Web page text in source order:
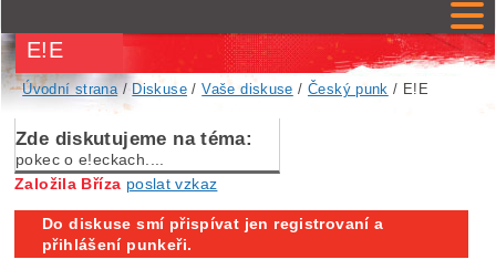
E!E
Úvodní strana/ Diskuse /Vaše diskuse / Český punk / E!E
Zde diskutujeme na téma:
pokec o e!eckach....
Založila Bříza poslat vzkaz
Do diskuse smí přispívat jen registrovaní a
přihlášení punkeři.